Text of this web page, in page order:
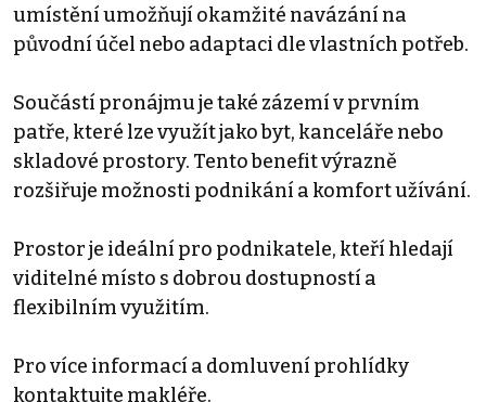
umístění umožňují okamžité navázání na
původní účel nebo adaptaci dle vlastních potřeb.
Součástí pronájmu je také zázemí v prvním
patře, které lze využít jako byt, kanceláře nebo
skladové prostory. Tento benefit výrazně
rozšiřuje možnosti podnikání a komfort užívání.
Prostor je ideální pro podnikatele, kteří hledají
viditelné místo s dobrou dostupností a
flexibilním využitím.
Pro více informací a domluvení prohlídky
kontaktujte makléře.